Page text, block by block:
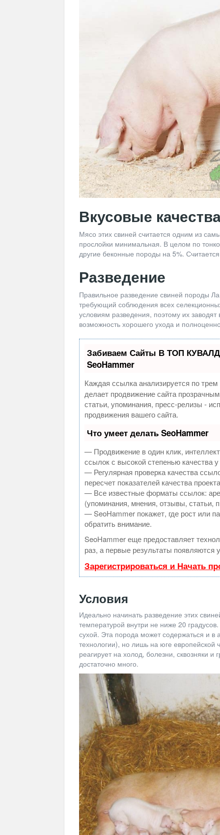
Вкусовые
Мясо этих свиней считается одним из
прослойки минимальная. В целом по
другие беконные породы на 5%.
Разведение
Правильное разведение свиней породы
требующий соблюдения всех
условиям разведения, поэтому их
возможность хорошего ухода и
Забиваем Сайты В ТОП
SeoHammer
Каждая ссылка анализируется по
делает продвижение сайта
статьи, упоминания, пресс-релизы -
продвижения вашего сайта.
Что умеет делать SeoHammer
— Продвижение в один клик,
ссылок с высокой степенью качества
— Регулярная проверка качества
пересчет показателей качества
— Все известные форматы ссылок:
(упоминания, мнения, отзывы, статьи,
— SeoHammer покажет, где рост или
обратить внимание.
SeoHammer еще предоставляет
раз, а первые результаты появляются
Зарегистрироваться и Начать
Условия
Идеально начинать разведение этих
температурой внутри не ниже 20
сухой. Эта порода может содержаться и в
технологии), но лишь на юге европейской
реагирует на холод, болезни, сквозняки
достаточно много.